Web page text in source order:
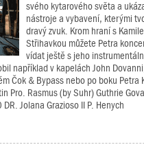
svého kytarového světa a
nástroje a vybavení, kterými
dravý zvuk. Krom hraní s
Střihavkou můžete Petra
vídat ještě s jeho
například v kapelách John
Čok & Bypass nebo po boku Petra
Pro. Rasmus (by Suhr) Guthrie
Jolana Grazioso II P. Henych